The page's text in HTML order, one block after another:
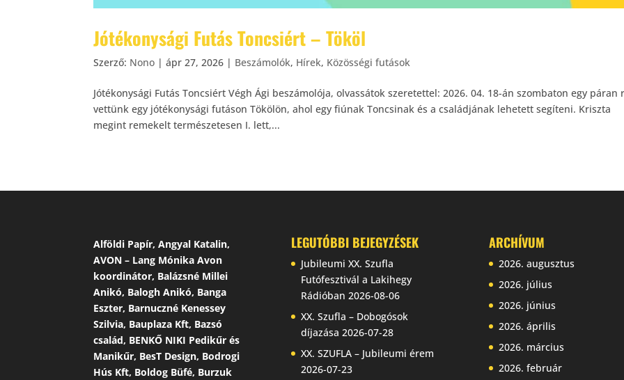
Jótékonysági Futás Toncsiért – Tököl
Szerző: Nono |ápr 27, 2026 | Beszámolók, Hírek, Közösségi futások
Jótékonysági Futás Toncsiért Végh Ági beszámolója, olvassátok szeretettel: 2026. 04. 18-án szombaton egy páran
vettünk egy jótékonysági futáson Tökölön, ahol egy fiúnak Toncsinak és a családjának lehetett segíteni. Kriszta
megint remekelt természetesen I. lett,...
Alföldi Papír, Angyal Katalin,
AVON – Lang Mónika Avon
koordinátor, Balázsné Millei
Anikó, Balogh Anikó, Banga
Eszter, Barnuczné Kenessey
Szilvia, Bauplaza Kft, Bazsó
család, BENKŐ NIKI Pedikűr és
Manikűr, BesT Design, Bodrogi
Hús Kft, Boldog Büfé, Burzuk
LEGUTÓBBI BEJEGYZÉSEK
Jubileumi XX. Szufla
Futófesztivál a Lakihegy
Rádióban 2026-08-06
XX. Szufla – Dobogósok
díjazása 2026-07-28
XX. SZUFLA – Jubileumi érem
2026-07-23
ARCHÍVUM
2026. augusztus
2026. július
2026. június
2026. április
2026. március
2026. február